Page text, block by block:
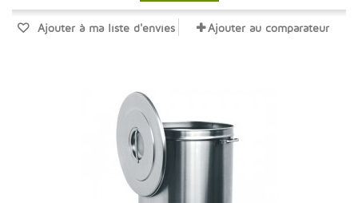
Ajouter à ma liste d'envies Ajouter au comparateur